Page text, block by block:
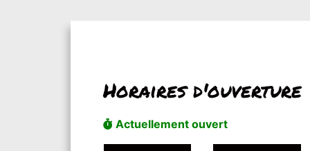
Horaires d'ouverture
Actuellement ouvert